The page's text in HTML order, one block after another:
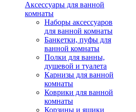
Аксессуары для ванной
комнаты
Наборы аксессуаров
для ванной комнаты
Банкетки, пуфы для
ванной комнаты
Полки для ванны,
душевой и туалета
Карнизы для ванной
комнаты
Коврики для ванной
комнаты
Корзины и ящики